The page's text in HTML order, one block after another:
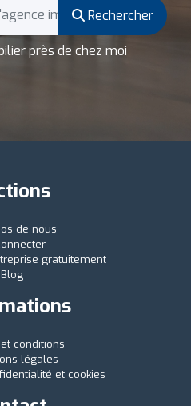
Rechercher
près de chez moi
de nous
gratuitement
Blog
conditions
légales
et cookies